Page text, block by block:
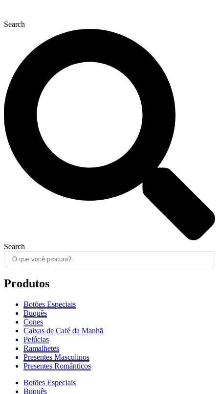
Search
Search
Produtos
Botões Especiais
Buquês
Cones
Caixas de Café da Manhã
Pelúcias
Ramalhetes
Presentes Masculinos
Presentes Românticos
Botões Especiais
Buquês